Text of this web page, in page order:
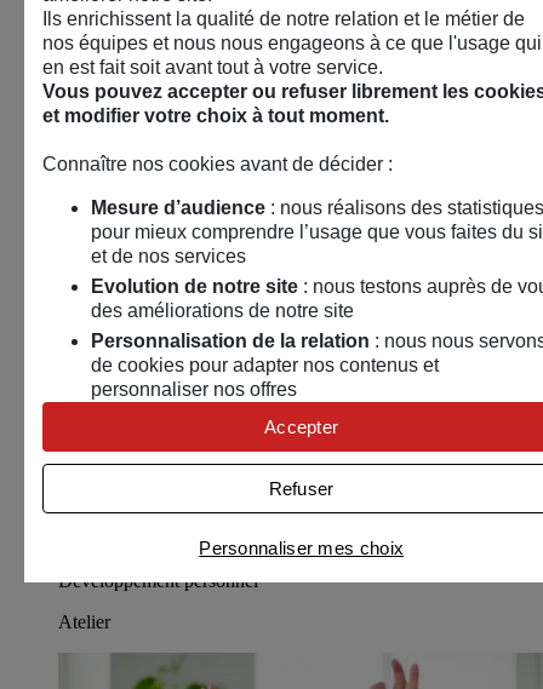
Associations, collectivités, entreprises :
rencontrons-nous !​
Développement personnel
Atelier
Ils enrichissent la qualité de notre relation et le métier de
nos équipes et nous nous engageons à ce que l'usage qui
en est fait soit avant tout à votre service.
Vous pouvez accepter ou refuser librement les
et modifier votre choix à tout moment.
Connaître nos cookies avant de décider :
Mesure d’audience : nous réalisons des statistiques
pour mieux comprendre l’usage que vous faites du
et de nos services
Evolution de notre site : nous testons auprès de
des améliorations de notre site
Personnalisation de la relation : nous nous
de cookies pour adapter nos contenus et
personnaliser nos offres
Univers publicitaire: nous utilisons avec nos
partenaires des cookies pour afficher des publicités
personnalisées
Connaître notre politique cookies et la liste de nos
Personnaliser mes choix
Refuser
Accepter